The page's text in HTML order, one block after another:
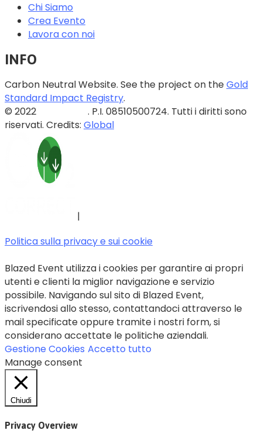
Chi Siamo
Crea Evento
Lavora con noi
INFO
Carbon Neutral Website. See the project on theGold
Standard Impact Registry.
© 2022
. P.I. 08510500724. Tutti i diritti sono
riservati. Credits: Global
|
Politica sulla privacy e sui cookie
Blazed Event utilizza i cookies per garantire ai propri
utenti e clienti la miglior navigazione e servizio
possibile. Navigando sul sito di Blazed Event,
iscrivendosi allo stesso, contattandoci attraverso le
mail specificate oppure tramite i nostri form, si
considerano accettate le politiche aziendali.
Gestione Cookies Accetto tutto
Manage consent
Chiudi
Privacy Overview